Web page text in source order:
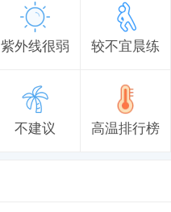
紫外线很弱 较不宜晨练
不建议 高温排行榜